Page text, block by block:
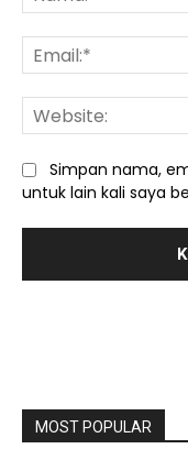
Simpan nama,
untuk lain kali saya
MOST POPULAR